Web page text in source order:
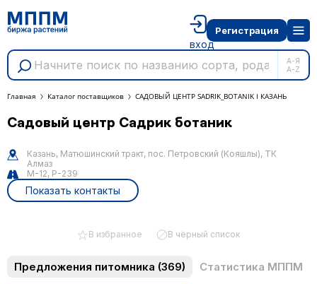
А-Я
A-Z
вход
Регистрация
Главная Каталог поставщиков САДОВЫЙ ЦЕНТР SADRIK_BOTANIK I КАЗАНЬ
Садовый центр Садрик ботаник
В избранное В чёрный список
Казань, Матюшинский тракт, пос. Петровский (Кояшлы), ТК
Алмаз
М-12, Р-239
Показать контакты
Предложения питомника (369) Статистика МППМ